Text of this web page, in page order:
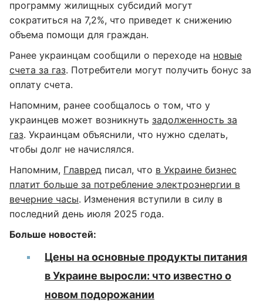
программу жилищных субсидий могут
сократиться на 7,2%, что приведет к снижению
объема помощи для граждан.
Ранее украинцам сообщили о переходе на новые
счета за газ. Потребители могут получить бонус за
оплату счета.
Напомним, ранее сообщалось о том, что у
украинцев может возникнуть задолженность за
газ. Украинцам объяснили, что нужно сделать,
чтобы долг не начислялся.
Напомним, Главред писал, что в Украине бизнес
платит больше за потребление электроэнергии в
вечерние часы. Изменения вступили в силу в
последний день июля 2025 года.
Больше новостей:
Цены на основные продукты питания
в Украине выросли: что известно о
новом подорожании